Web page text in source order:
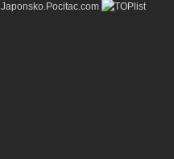
Japonsko.Pocitac.com